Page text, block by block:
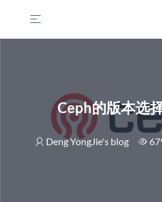
Ceph的版本选
Deng YongJie's blog